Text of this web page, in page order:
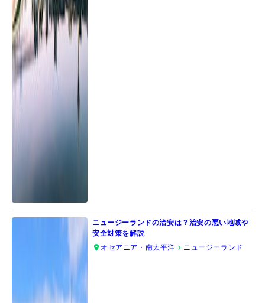
ニュージーランドの治安は？治安の悪い地域や
安全対策を解説
オセアニア・南太平洋
ニュージーランド